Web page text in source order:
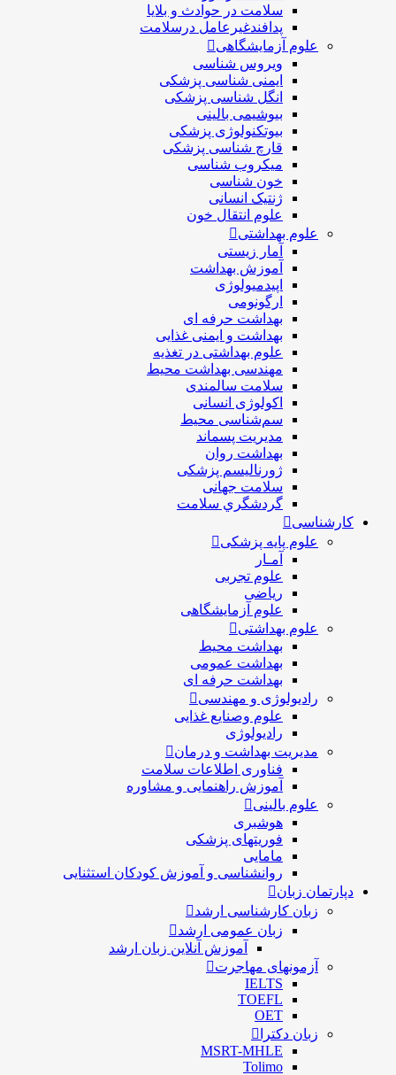
سلامت در حوادث و بلایا
پدافندغیرعامل درسلامت
علوم آزمایشگاهی
ویروس شناسی
ایمنی شناسی پزشكی
انگل شناسی پزشکی
بیوشیمی بالینی
بیوتکنولوژی پزشکی
قارچ شناسی پزشکی
ميكروب شناسی
خون شناسی
ژنتیک انسانی
علوم انتقال خون
علوم بهداشتی
آمار زیستی
آموزش بهداشت
اپیدمیولوژی
ارگونومی
بهداشت حرفه ای
بهداشت و ایمنی غذایی
علوم بهداشتی در تغذیه
مهندسی بهداشت محيط
سلامت سالمندی
اکولوژی انسانی
سم‌شناسی محیط
مدیریت پسماند
بهداشت روان
ژورنالیسم پزشکی
سلامت جهانی
گردشگري سلامت
کارشناسی
علوم پایه پزشکی
آمـار
علوم تجربی
ریاضی
علوم آزمایشگاهی
علوم بهداشتی
بهداشت محیط
بهداشت عمومی
بهداشت حرفه ای
رادیولوژی و مهندسی
علوم وصنایع غذایی
رادیولوژی
مدیریت بهداشت و درمان
فناوری اطلاعات سلامت
آموزش راهنمایی و مشاوره
علوم بالینی
هوشبری
فوریتهای پزشکی
مامایی
روانشناسی و آموزش کودکان استثنایی
دپارتمان زبان
زبان کارشناسی ارشد
زبان عمومی ارشد
آموزش آنلاین زبان ارشد
آزمونهای مهاجرت
IELTS
TOEFL
OET
زبان دکترا
MSRT-MHLE
Tolimo